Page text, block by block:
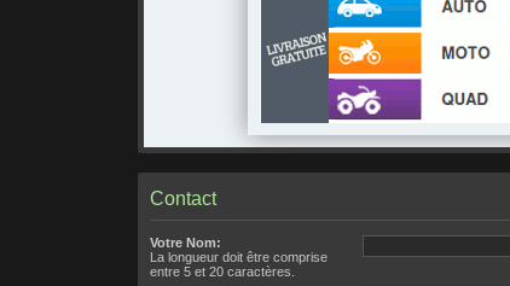
Contact
Votre Nom:
La longueur doit être comprise
entre 5 et 20 caractères.